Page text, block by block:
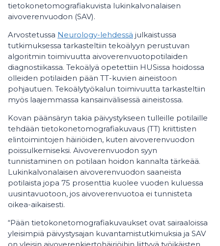
tietokonetomografiakuvista lukinkalvonalaisen
aivoverenvuodon (SAV).
Arvostetussa Neurology-lehdessä julkaistussa
tutkimuksessa tarkasteltiin tekoälyyn perustuvan
algoritmin toimivuutta aivoverenvuotopotilaiden
diagnostiikassa. Tekoälyä opetettiin HUSissa hoidossa
olleiden potilaiden pään TT-kuvien aineistoon
pohjautuen. Tekoälytyökalun toimivuutta tarkasteltiin
myös laajemmassa kansainvälisessä aineistossa.
Kovan päänsäryn takia päivystykseen tulleille potilaille
tehdään tietokonetomografiakuvaus (TT) kriittisten
elintoimintojen häiriöiden, kuten aivoverenvuodon
poissulkemiseksi. Aivoverenvuodon syyn
tunnistaminen on potilaan hoidon kannalta tärkeää.
Lukinkalvonalaisen aivoverenvuodon saaneista
potilaista jopa 75 prosenttia kuolee vuoden kuluessa
uusintavuotoon, jos aivoverenvuotoa ei tunnisteta
oikea-aikaisesti.
“Pään tietokonetomografiakuvaukset ovat sairaaloissa
yleisimpiä päivystysajan kuvantamistutkimuksia ja SAV